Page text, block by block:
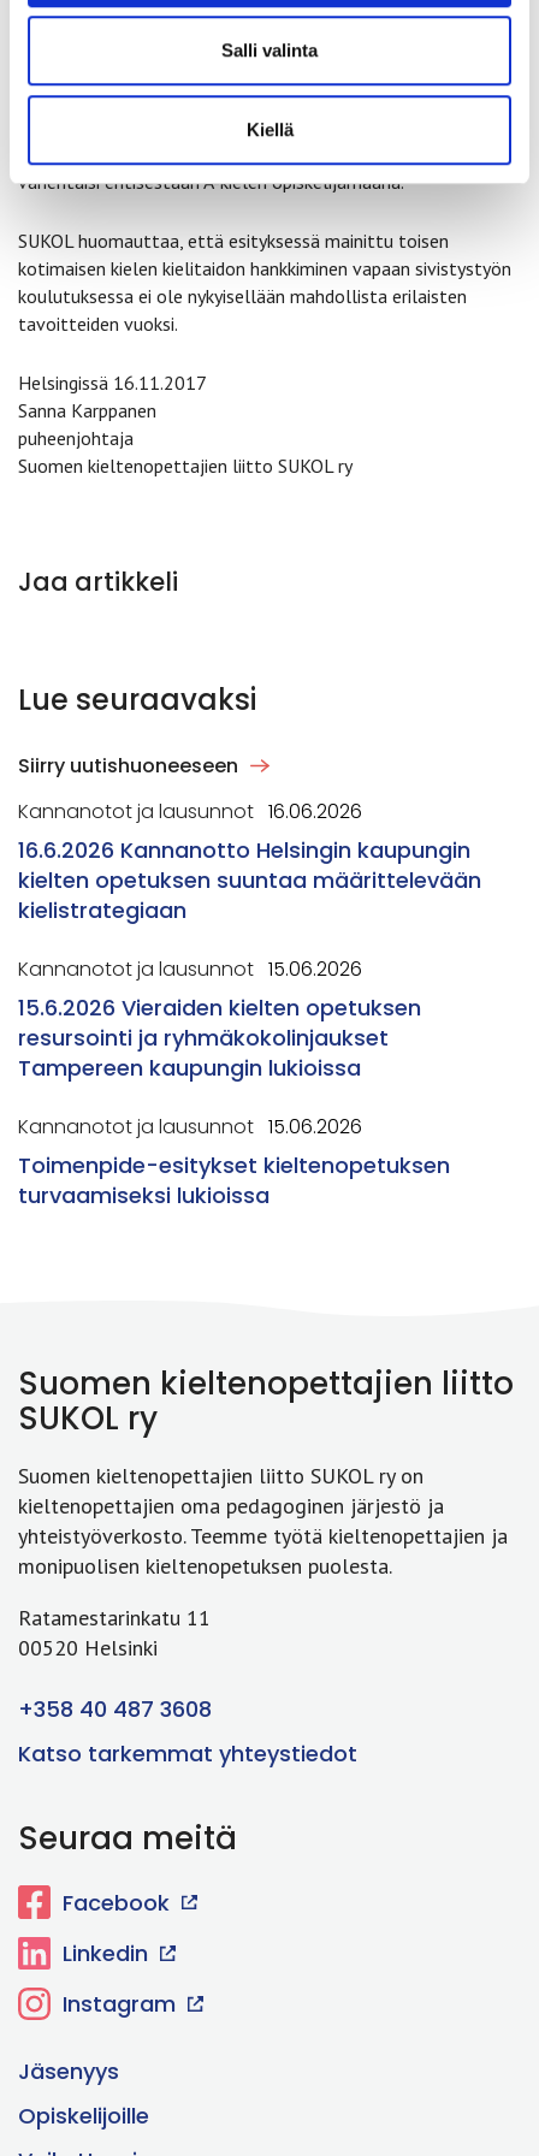
Salli valinta
Kiellä
käytännön kysymyksiin, jotka koskevat tarvittavaa
ryhmäkokoa, erilaisten kieliryhmien toteutumista tai
kokeilu vaikuttaa negatiivisesti A2-kielen opetukseen. Pelkona
on, että opetuksen järjestäjät siirtävät kokeilun myötä
vähentäisi entisestään A-kielen opiskelijamääriä.
SUKOL huomauttaa, että esityksessä mainittu toisen
kotimaisen kielen kielitaidon hankkiminen vapaan sivistystyön
koulutuksessa ei ole nykyisellään mahdollista erilaisten
tavoitteiden vuoksi.
Helsingissä 16.11.2017
Sanna Karppanen
puheenjohtaja
Suomen kieltenopettajien liitto SUKOL ry
Jaa artikkeli
Lue seuraavaksi
Siirry uutishuoneeseen
Kannanotot ja lausunnot 16.06.2026
16.6.2026 Kannanotto Helsingin kaupungin
kielten opetuksen suuntaa määrittelevään
kielistrategiaan
Kannanotot ja lausunnot 15.06.2026
15.6.2026 Vieraiden kielten opetuksen
resursointi ja ryhmäkokolinjaukset
Tampereen kaupungin lukioissa
Kannanotot ja lausunnot 15.06.2026
Toimenpide-esitykset kieltenopetuksen
turvaamiseksi lukioissa
Suomen kieltenopettajien liitto
SUKOL ry
Suomen kieltenopettajien liitto SUKOL ry on
kieltenopettajien oma pedagoginen järjestö ja
yhteistyöverkosto. Teemme työtä kieltenopettajien ja
monipuolisen kieltenopetuksen puolesta.
Ratamestarinkatu 11
00520 Helsinki
+358 40 487 3608
Katso tarkemmat yhteystiedot
Seuraa meitä
Facebook
Linkedin
Instagram
Jäsenyys
Opiskelijoille